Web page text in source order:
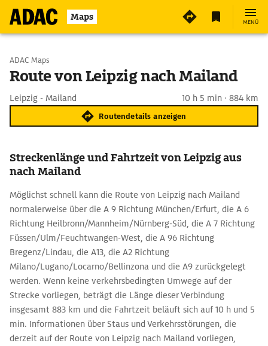
Maps MENÜ
Start wählen
ADAC Maps
Route von Leipzig nach Mailand
Leipzig - Mailand 10 h 5 min · 884 km
Routendetails anzeigen
Streckenlänge und Fahrtzeit von Leipzig aus
nach Mailand
Möglichst schnell kann die Route von Leipzig nach Mailand
normalerweise über die A 9 Richtung München/Erfurt, die A 6
Richtung Heilbronn/Mannheim/Nürnberg-Süd, die A 7 Richtung
Füssen/Ulm/Feuchtwangen-West, die A 96 Richtung
Bregenz/Lindau, die A13, die A2 Richtung
Milano/Lugano/Locarno/Bellinzona und die A9 zurückgelegt
werden. Wenn keine verkehrsbedingten Umwege auf der
Strecke vorliegen, beträgt die Länge dieser Verbindung
insgesamt 883 km und die Fahrtzeit beläuft sich auf 10 h und 5
min. Informationen über Staus und Verkehrsstörungen, die
derzeit auf der Route von Leipzig nach Mailand vorliegen,